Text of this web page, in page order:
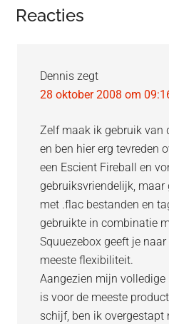
Lees
Reacties
Dennis zegt
28 oktober 2008 om
Zelf maak ik gebruik van
en ben hier erg tevreden
een Escient Fireball en
gebruiksvriendelijk, maar
met .flac bestanden en
gebruikte in combinatie
Squuezebox geeft je
meeste flexibiliteit.
Aangezien mijn
is voor de meeste
schijf, ben ik overgestapt